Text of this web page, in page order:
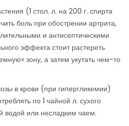
(1 стол. л. на 200 г. спирта
боль при обострении артрита,
и антисептическими
эффекта стоит растереть
зону, а затем укутать чем-то
в крови (при гипергликемии)
по 1 чайной л. сухого
водой или несладким чаем.